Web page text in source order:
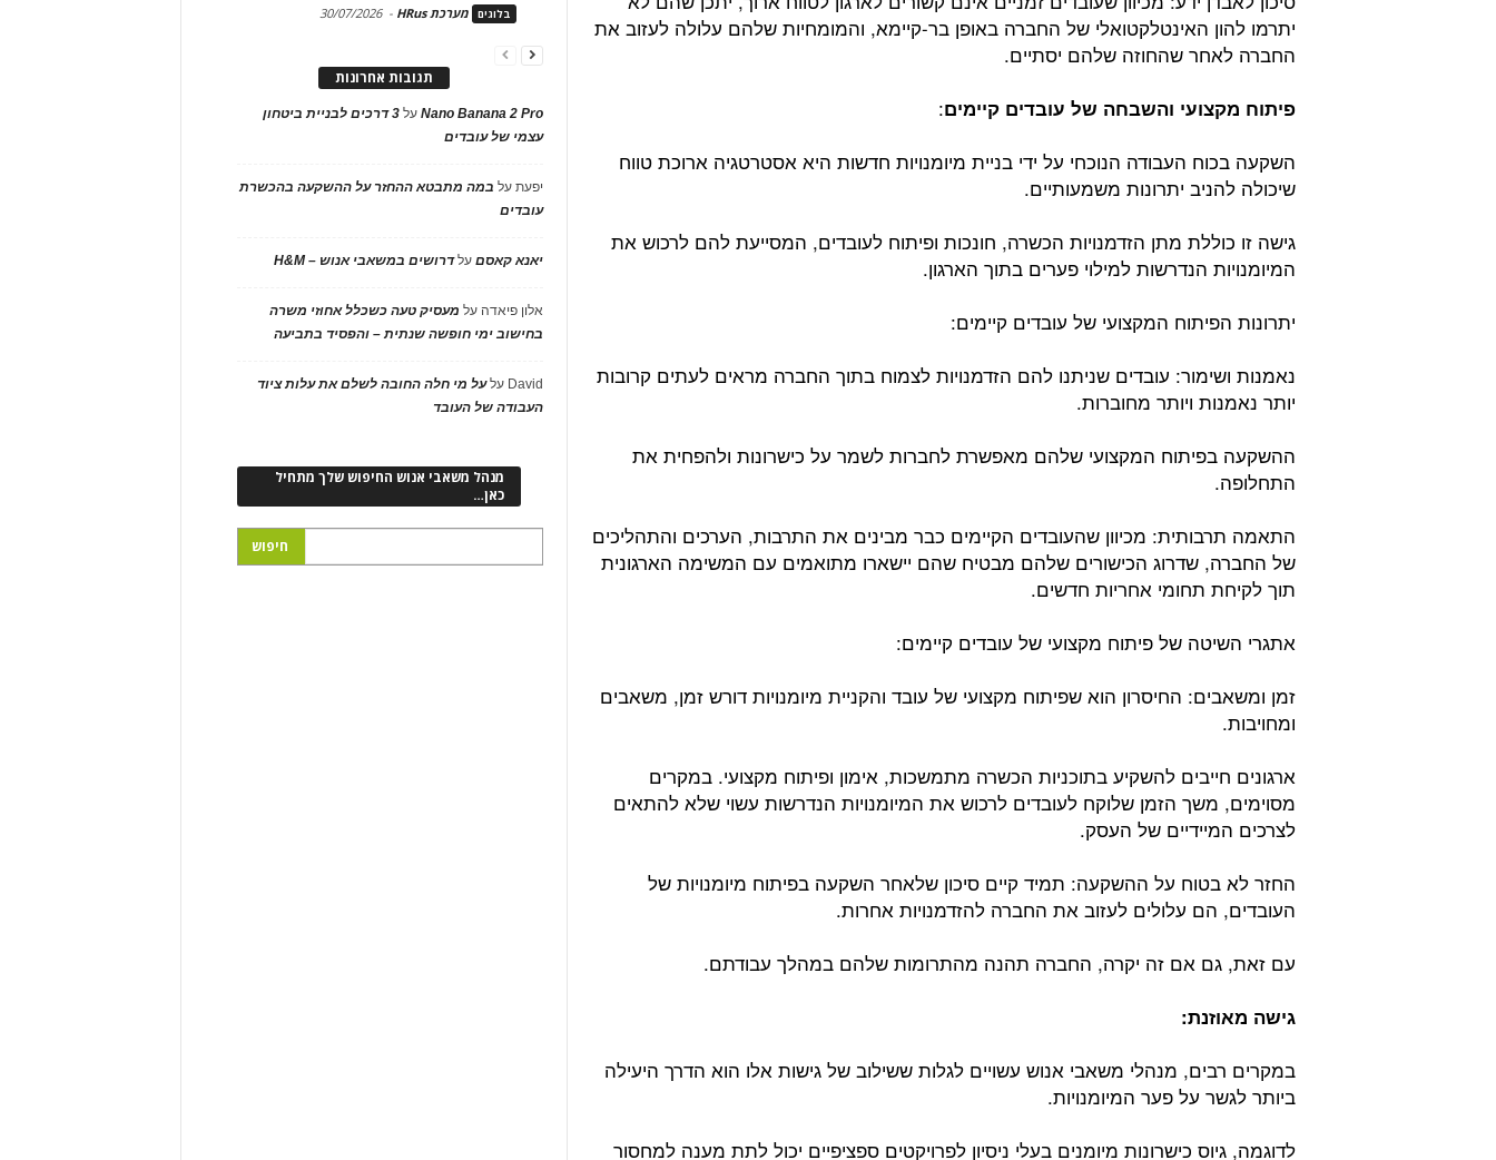
יתרמו להון האינטלקטואלי של החברה באופן בר-קיימא, והמומחיות שלהם עלולה לעזוב את
החברה לאחר שהחוזה שלהם יסתיים.
פיתוח מקצועי והשבחה של עובדים קיימים:
השקעה בכוח העבודה הנוכחי על ידי בניית מיומנויות חדשות היא אסטרטגיה ארוכת טווח
שיכולה להניב יתרונות משמעותיים.
גישה זו כוללת מתן הזדמנויות הכשרה, חונכות ופיתוח לעובדים, המסייעת להם לרכוש את
המיומנויות הנדרשות למילוי פערים בתוך הארגון.
יתרונות הפיתוח המקצועי של עובדים קיימים:
נאמנות ושימור: עובדים שניתנו להם הזדמנויות לצמוח בתוך החברה מראים לעתים קרובות
יותר נאמנות ויותר מחוברות.
ההשקעה בפיתוח המקצועי שלהם מאפשרת לחברות לשמר על כישרונות ולהפחית את
התחלופה.
התאמה תרבותית: מכיוון שהעובדים הקיימים כבר מבינים את התרבות, הערכים והתהליכים
של החברה, שדרוג הכישורים שלהם מבטיח שהם יישארו מתואמים עם המשימה הארגונית
תוך לקיחת תחומי אחריות חדשים.
אתגרי השיטה של פיתוח מקצועי של עובדים קיימים:
זמן ומשאבים: החיסרון הוא שפיתוח מקצועי של עובד והקניית מיומנויות דורש זמן, משאבים
ומחויבות.
ארגונים חייבים להשקיע בתוכניות הכשרה מתמשכות, אימון ופיתוח מקצועי. במקרים
מסוימים, משך הזמן שלוקח לעובדים לרכוש את המיומנויות הנדרשות עשוי שלא להתאים
לצרכים המיידיים של העסק.
החזר לא בטוח על ההשקעה: תמיד קיים סיכון שלאחר השקעה בפיתוח מיומנויות של
העובדים, הם עלולים לעזוב את החברה להזדמנויות אחרות.
עם זאת, גם אם זה יקרה, החברה תהנה מהתרומות שלהם במהלך עבודתם.
גישה מאוזנת:
במקרים רבים, מנהלי משאבי אנוש עשויים לגלות ששילוב של גישות אלו הוא הדרך היעילה
ביותר לגשר על פער המיומנויות.
לדוגמה, גיוס כישרונות מיומנים בעלי ניסיון לפרויקטים ספציפיים יכול לתת מענה למחסור
בלוגים מערכת HRus -
30/07/2026
תגובות אחרונות
Nano Banana 2 Proעל
3 דרכים לבניית ביטחון
עצמי של עובדים
יפעתעל במה מתבטא ההחזר על ההשקעה בהכשרת
עובדים
יאנא קאסםעלדרושים במשאבי אנוש – H&M
אלון פיאדה על מעסיק טעה כשכלל אחוזי משרה
בחישוב ימי חופשה שנתית – והפסיד בתביעה
David עלעל מי חלה החובה לשלם את עלות ציוד
העבודה של העובד
מנהל משאבי אנוש החיפוש שלך מתחיל
כאן…